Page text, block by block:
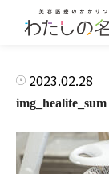
2023.02.28
img_healite_sum